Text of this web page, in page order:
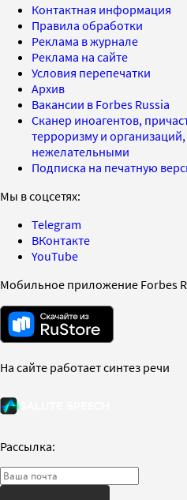
Контактная информация
Правила обработки
Реклама в журнале
Реклама на сайте
Условия перепечатки
Архив
Вакансии в Forbes Russia
Сканер иноагентов,
терроризму и
нежелательными
Подписка на печатную
Мы в соцсетях:
Telegram
ВКонтакте
YouTube
Мобильное приложение Forbes
На сайте работает синтез речи
Рассылка: